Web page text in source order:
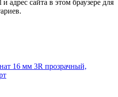
адрес сайта в этом браузере для